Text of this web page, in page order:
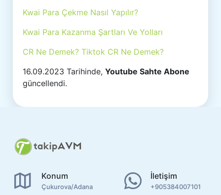
Kwai Para Çekme Nasıl Yapılır?
Kwai Para Kazanma Şartları Ve Yolları
CR Ne Demek? Tiktok CR Ne Demek?
16.09.2023 Tarihinde,Youtube Sahte Abone
güncellendi.
Konum
Çukurova/Adana
İletişim
+905384007101